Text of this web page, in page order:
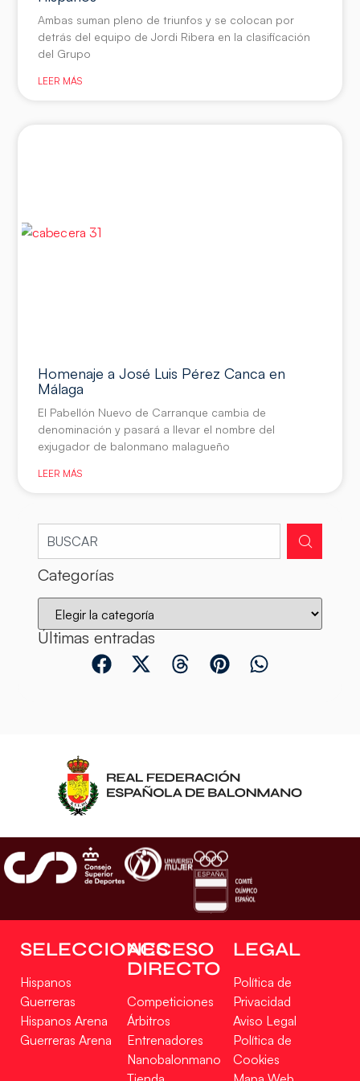
Ambas suman pleno de triunfos y se colocan por
detrás del equipo de Jordi Ribera en la clasificación
del Grupo
LEER MÁS
Homenaje a José Luis Pérez Canca en
Málaga
El Pabellón Nuevo de Carranque cambia de
denominación y pasará a llevar el nombre del
exjugador de balonmano malagueño
LEER MÁS
Categorías
Últimas entradas
SELECCIONES
Hispanos
Guerreras
Hispanos Arena
Guerreras Arena
ACCESO
DIRECTO
Competiciones
Árbitros
Entrenadores
Nanobalonmano
LEGAL
Política de
Privacidad
Aviso Legal
Política de
Cookies